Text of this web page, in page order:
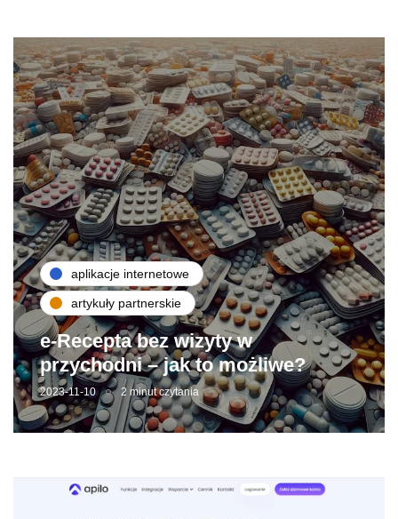
aplikacje internetowe
artykuły partnerskie
e-Recepta bez wizyty w
przychodni – jak to możliwe?
2023-11-10 2 minut czytania